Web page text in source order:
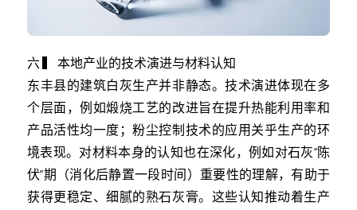
六 ▍ 本地产业的技术演进与材料认知
东丰县的建筑白灰生产并非静态。技术演进体现在多
个层面，例如煅烧工艺的改进旨在提升热能利用率和
产品活性均一度；粉尘控制技术的应用关乎生产的环
境表现。对材料本身的认知也在深化，例如对石灰“陈
伏”期（消化后静置一段时间）重要性的理解，有助于
获得更稳定、细腻的熟石灰膏。这些认知推动着生产